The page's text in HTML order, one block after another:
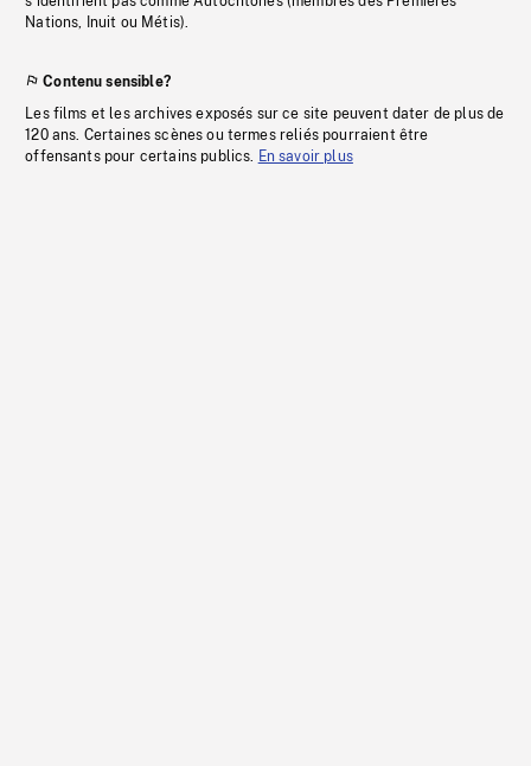
Nations, Inuit ou Métis).
Contenu sensible?
Les films et les archives exposés sur ce site peuvent dater de plus de
120 ans. Certaines scènes ou termes reliés pourraient être
offensants pour certains publics. En savoir plus